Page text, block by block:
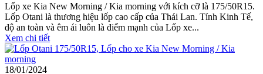
Lốp xe Kia New Morning / Kia morning với kích cỡ là 175/50R15.
Lốp Otani là thương hiệu lốp cao cấp của Thái Lan. Tính Kinh Tế,
độ an toàn và êm ái luôn là điểm mạnh của Lốp xe...
Xem chi tiết
18/01/2024